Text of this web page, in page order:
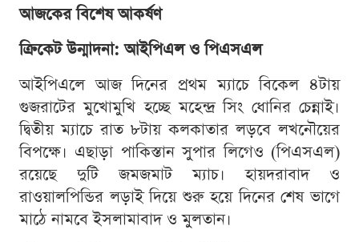
আজকের বিশেষ আকর্ষণ
ক্রিকেট উন্মাদনা: আইপিএল ও পিএসএল
আইপিএলে আজ দিনের প্রথম ম্যাচে বিকেল ৪টায়
গুজরাটের মুখোমুখি হচ্ছে মহেন্দ্র সিং ধোনির চেন্নাই।
দ্বিতীয় ম্যাচে রাত ৮টায় কলকাতার লড়বে লখনৌয়ের
বিপক্ষে। এছাড়া পাকিস্তান সুপার লিগেও (পিএসএল)
রয়েছে দুটি জমজমাট ম্যাচ। হায়দরাবাদ ও
রাওয়ালপিন্ডির লড়াই দিয়ে শুরু হয়ে দিনের শেষ ভাগে
মাঠে নামবে ইসলামাবাদ ও মুলতান।